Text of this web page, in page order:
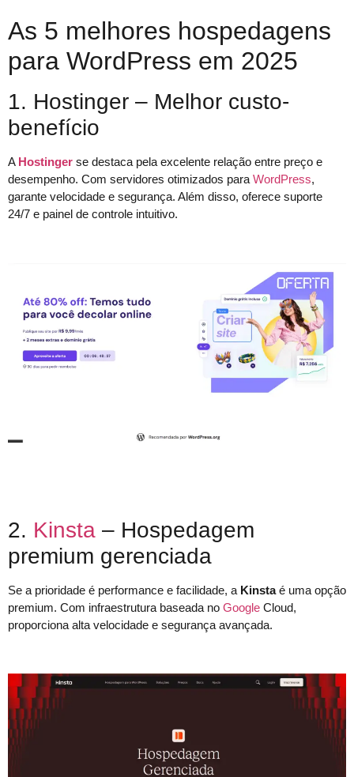
As 5 melhores hospedagens
para WordPress em 2025
1. Hostinger – Melhor custo-
benefício
A Hostinger se destaca pela excelente relação entre preço e
desempenho. Com servidores otimizados para WordPress,
garante velocidade e segurança. Além disso, oferece suporte
24/7 e painel de controle intuitivo.
2. Kinsta – Hospedagem
premium gerenciada
Se a prioridade é performance e facilidade, a Kinstaé uma opção
premium. Com infraestrutura baseada no Google Cloud,
proporciona alta velocidade e segurança avançada.